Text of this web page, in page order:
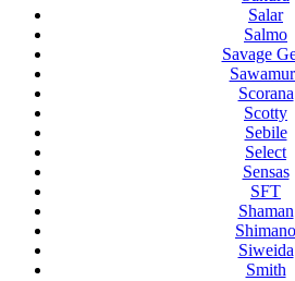
Salar
Salmo
Savage
Scorana
Scotty
Sebile
Select
Sensas
SFT
Shaman
Shimano
Siweida
Smith